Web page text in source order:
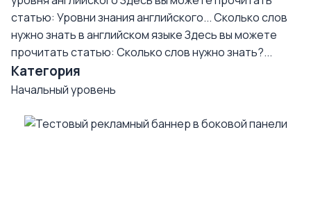
статью: Уровни знания английского...Сколько слов
нужно знать в английском языкеЗдесь вы можете
прочитать статью: Сколько слов нужно знать?...
Категория
Начальный уровень